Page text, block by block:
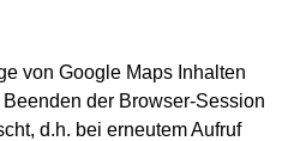
von Google Maps Inhalten
der Browser-Session
d.h. bei erneutem Aufruf